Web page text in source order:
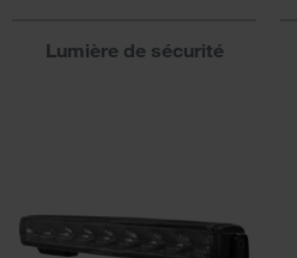
Lumière de sécurité